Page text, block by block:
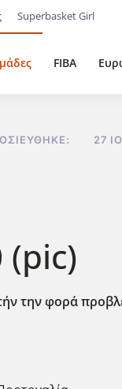
Superbasket Girl
FIBA
27
την φορά